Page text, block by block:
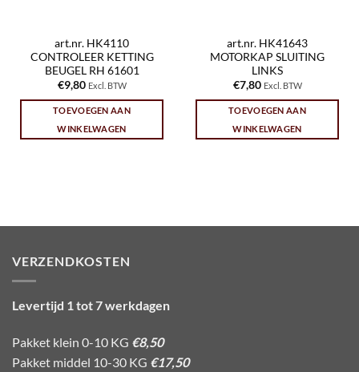
art.nr. HK4110
CONTROLEER KETTING
BEUGEL RH 61601
€9,80 Excl. BTW
TOEVOEGEN AAN
WINKELWAGEN
art.nr. HK41643
MOTORKAP SLUITING
LINKS
€7,80 Excl. BTW
TOEVOEGEN AAN
WINKELWAGEN
VERZENDKOSTEN
Levertijd 1 tot 7 werkdagen
Pakket klein 0-10 KG €8,50
Pakket middel 10-30 KG €17,50